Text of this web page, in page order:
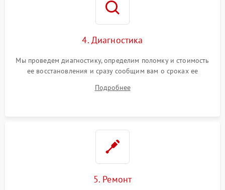
4. Диагностика
Мы проведем диагностику, определим поломку и стоимость
ее восстановления и сразу сообщим вам о сроках ее
Подробнее
5. Ремонт